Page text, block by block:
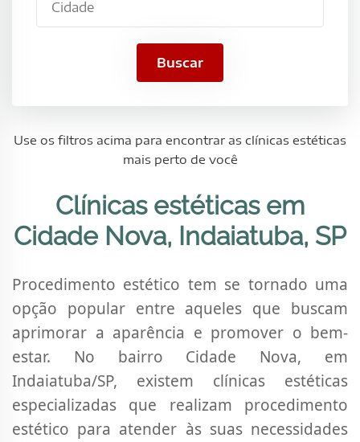
Buscar
Use os filtros acima para encontrar as clínicas estéticas
mais perto de você
Clínicas estéticas em
Cidade Nova, Indaiatuba, SP
Procedimento estético tem se tornado uma
opção popular entre aqueles que buscam
aprimorar a aparência e promover o bem-
estar. No bairro Cidade Nova, em
Indaiatuba/SP, existem clínicas estéticas
especializadas que realizam procedimento
estético para atender às suas necessidades